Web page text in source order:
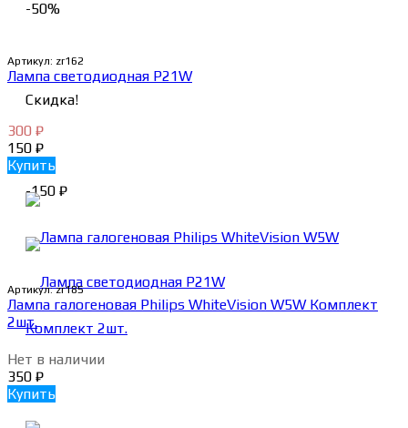
-50%
Скидка!
-150 ₽
Артикул: zr162
Лампа светодиодная P21W
300 ₽
150 ₽
Купить
Артикул:zr185
Лампа галогеновая Philips WhiteVision W5W Комплект
2шт.
Нет в наличии
350 ₽
Купить